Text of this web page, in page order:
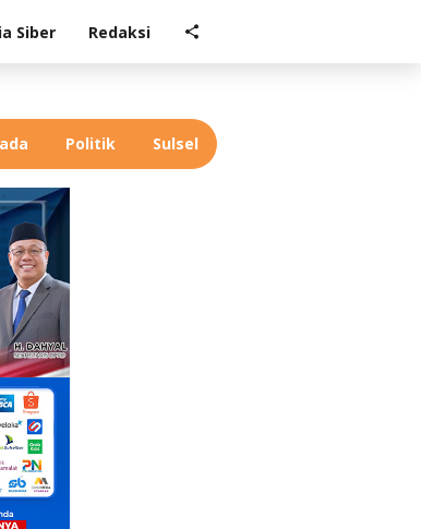
Siber Redaksi
Politik Sulsel